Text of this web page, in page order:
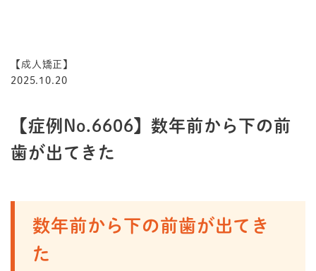
【成人矯正】
2025.10.20
【症例No.6606】数年前から下の前
歯が出てきた
数年前から下の前歯が出てき
た